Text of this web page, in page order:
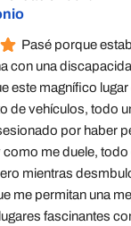
Pasé porque
con una
este magnífico
de vehículos, todo
por haber
como me duele, todo
mientras
me permitan una
fascinantes